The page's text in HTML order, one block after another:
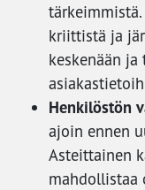
kriittistä ja
keskenään
Henkilöstön
ajoin ennen
Asteittainen
mahdollistaa